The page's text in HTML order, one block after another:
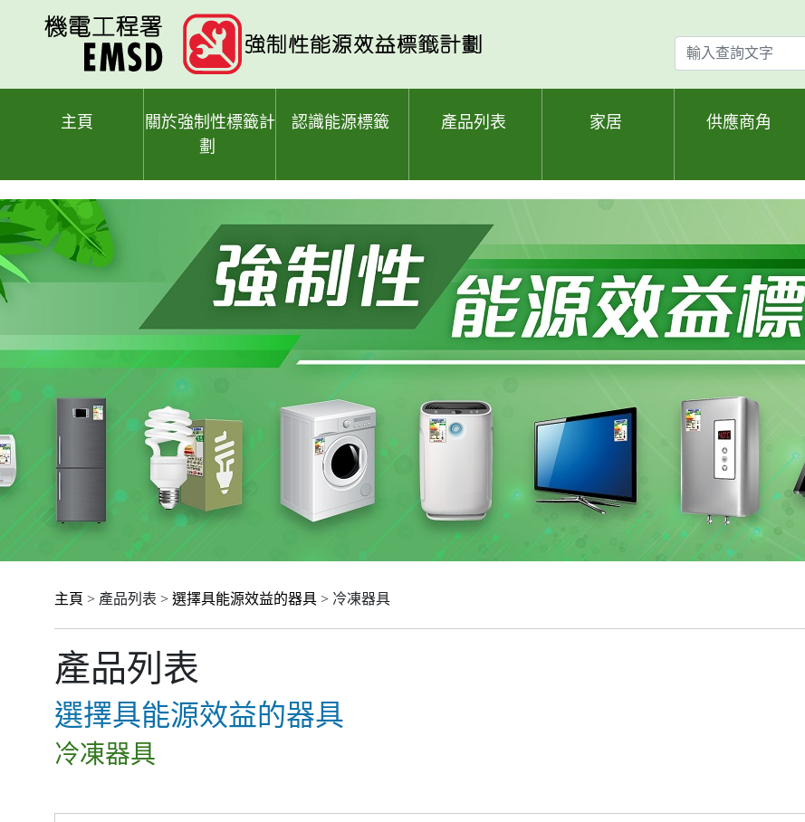
輸
入
查
主頁
關於強制性標籤計
劃
認識能源標籤 產品列表 家居 供應商角
主頁 > 產品列表 > 選擇具能源效益的器具 > 冷凍器具
產品列表
選擇具能源效益的器具
冷凍器具